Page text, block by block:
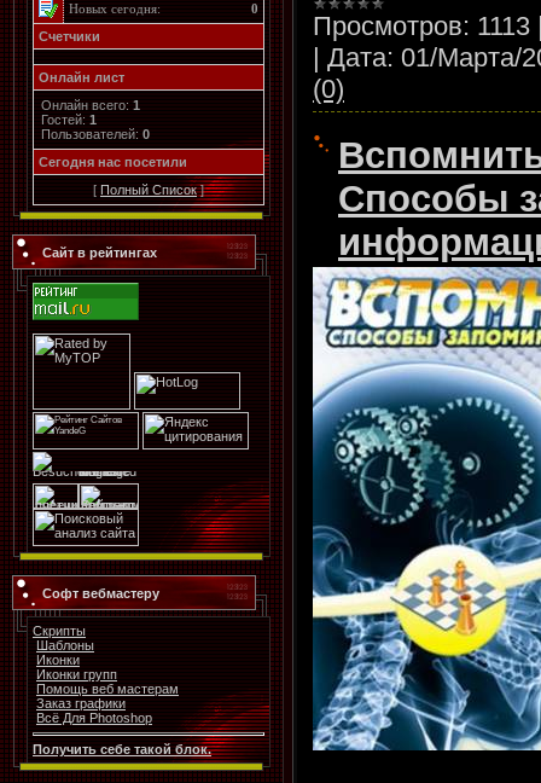
Новых сегодня:
0
Счетчики
Онлайн лист
Онлайн всего: 1
Гостей: 1
Пользователей: 0
Cегодня нас посетили
[ Полный Список]
Сайт в рейтингах
Софт вебмастеру
Скрипты
Шаблоны
Иконки
Иконки групп
Помощь веб мастерам
Заказ графики
Всё Для Photoshop
Получить себе такой блок.
Просмотров: 1113
| Дата: 01/Марта/
(0)
Способы